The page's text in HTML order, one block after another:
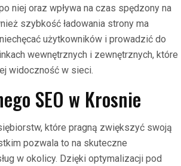
niej oraz wpływa na czas spędzony na
szybkość ładowania strony ma
użytkowników i prowadzić do
wewnętrznych i zewnętrznych, które
widoczność w sieci.
SEO w Krosnie
które pragną zwiększyć swoją
pozwala to na skuteczne
w okolicy. Dzięki optymalizacji pod